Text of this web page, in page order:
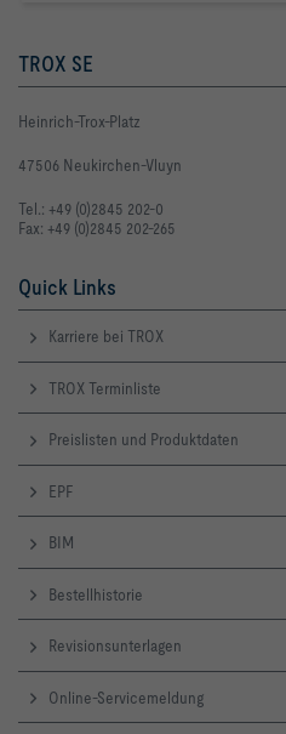
TROX SE
Heinrich-Trox-Platz
47506 Neukirchen-Vluyn
Tel.: +49 (0)2845 202-0
Fax: +49 (0)2845 202-265
Quick Links
Karriere bei TROX
TROX Terminliste
Preislisten und Produktdaten
EPF
BIM
Bestellhistorie
Revisionsunterlagen
Online-Servicemeldung